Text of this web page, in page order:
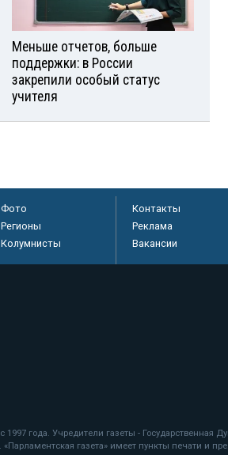
Меньше отчетов, больше
поддержки: в России
закрепили особый статус
учителя
Фото
Регионы
Колумнисты
Контакты
Реклама
Вакансии
года. Учредители газеты -
газета» имеет пункты печати и